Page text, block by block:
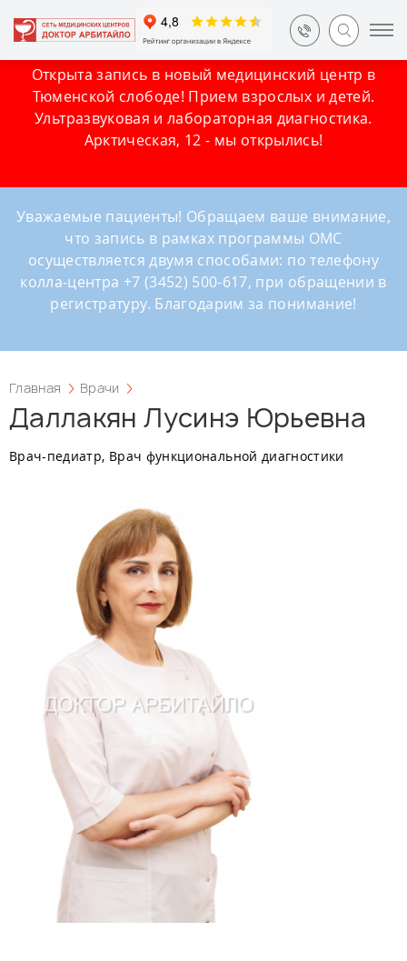
Открыта запись в новый медицинский центр в
Тюменской слободе! Прием взрослых и детей.
Ультразвуковая и лабораторная диагностика.
Арктическая, 12 - мы открылись!
Уважаемые пациенты! Обращаем ваше внимание,
что запись в рамках программы ОМС
осуществляется двумя способами: по телефону
колла-центра +7 (3452) 500-617, при обращении в
регистратуру. Благодарим за понимание!
Главная Врачи
Даллакян Лусинэ Юрьевна
Врач-педиатр, Врач функциональной диагностики